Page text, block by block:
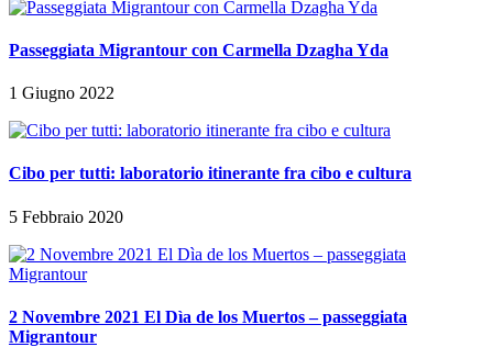
Passeggiata Migrantour con Carmella Dzagha Yda
1 Giugno 2022
Cibo per tutti: laboratorio itinerante fra cibo e cultura
5 Febbraio 2020
2 Novembre 2021 El Dìa de los Muertos – passeggiata
Migrantour